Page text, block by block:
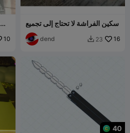
10
سكين الفراشة لا تحتاج إلى تجميع
dend  23 16
40